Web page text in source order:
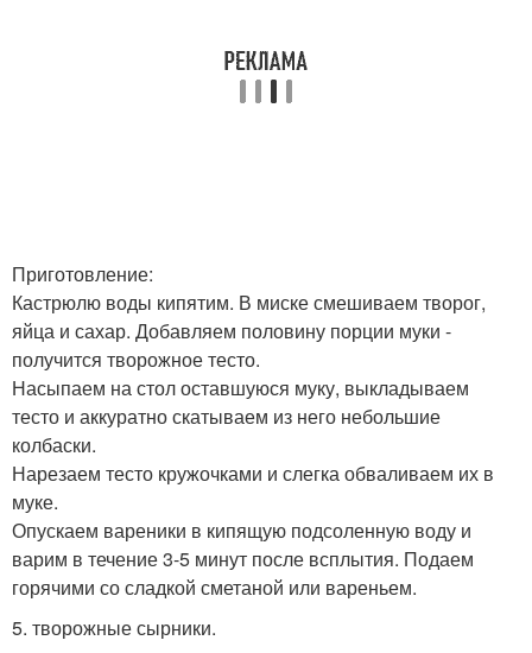
Приготовление:
Кастрюлю воды кипятим. В миске смешиваем творог,
яйца и сахар. Добавляем половину порции муки -
получится творожное тесто.
Насыпаем на стол оставшуюся муку, выкладываем
тесто и аккуратно скатываем из него небольшие
колбаски.
Нарезаем тесто кружочками и слегка обваливаем их в
муке.
Опускаем вареники в кипящую подсоленную воду и
варим в течение 3-5 минут после всплытия. Подаем
горячими со сладкой сметаной или вареньем.
5. творожные сырники.